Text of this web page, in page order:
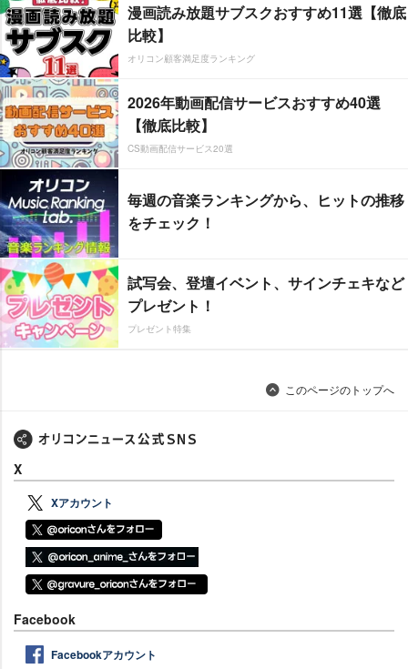
漫画読み放題サブスクおすすめ11選【徹底
比較】
オリコン顧客満足度ランキング
2026年動画配信サービスおすすめ40選
【徹底比較】
CS動画配信サービス20選
毎週の音楽ランキングから、ヒットの推移
をチェック！
試写会、登壇イベント、サインチェキなど
プレゼント！
プレゼント特集
このページのトップへ
X
Xアカウント
Facebook
Facebookアカウント